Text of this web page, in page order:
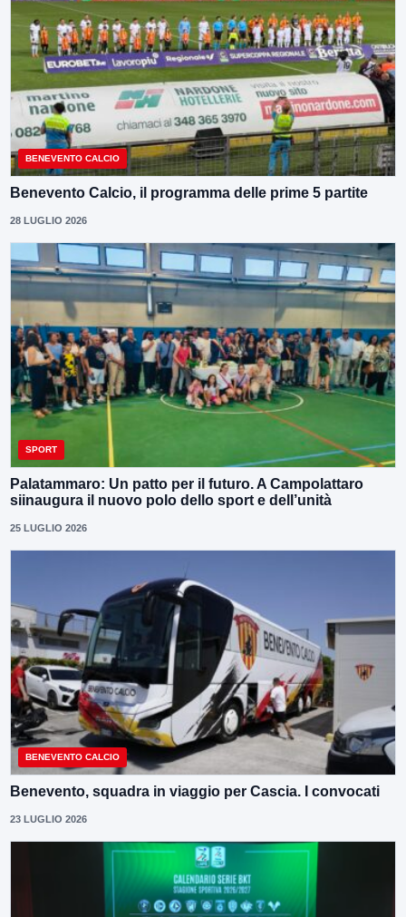
BENEVENTO CALCIO
Benevento Calcio, il programma delle prime 5 partite
28 LUGLIO 2026
SPORT
Palatammaro: Un patto per il futuro. A Campolattaro
siinaugura il nuovo polo dello sport e dell’unità
25 LUGLIO 2026
BENEVENTO CALCIO
Benevento, squadra in viaggio per Cascia. I convocati
23 LUGLIO 2026